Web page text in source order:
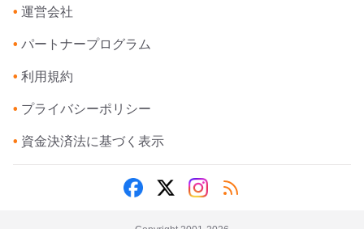
• 運営会社
• パートナープログラム
• 利用規約
• プライバシーポリシー
• 資金決済法に基づく表示